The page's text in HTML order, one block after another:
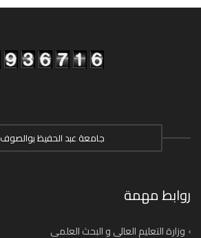
جامعة عبد الحفيظ بوالصوف
روابط مهمة
وزارة التعليم العالي و البحث العلمي